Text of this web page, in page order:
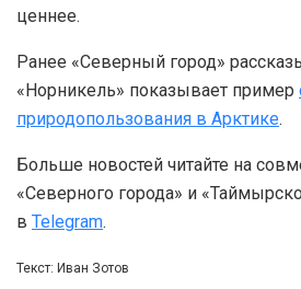
ценнее.
Ранее «Северный город»
«Норникель» показывает пример
природопользования в Арктике.
Больше новостей читайте на
«Северного города» и
в Telegram.
Текст: Иван Зотов